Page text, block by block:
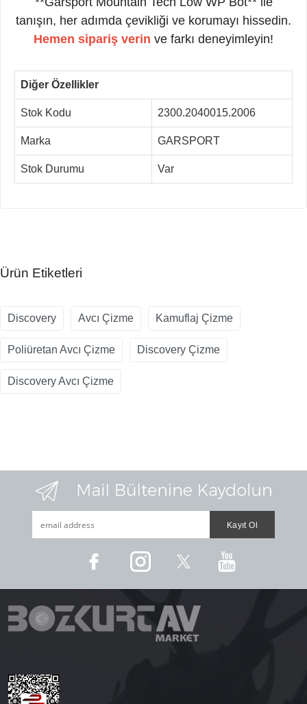
tanışın, her adımda çevikliği ve korumayı hissedin.
Hemen sipariş verin ve farkı deneyimleyin!
Diğer Özellikler
Stok Kodu 2300.2040015.2006
Marka GARSPORT
Stok Durumu Var
Ürün Etiketleri
Discovery Avcı Çizme Kamuflaj Çizme
Poliüretan Avcı Çizme Discovery Çizme
Discovery Avcı Çizme